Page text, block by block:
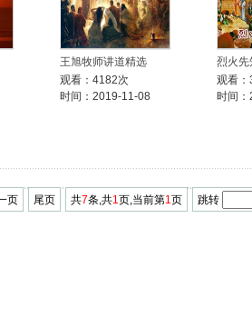
王旭牧师讲道精选
观看：4182次
时间：2019-11-08
烈火先
观看
时间
页 尾页 共7条,共1页,当前第1页 跳转